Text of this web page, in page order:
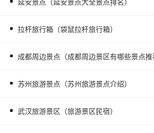
延安景点（延安景点大全景点排名）
拉杆旅行箱（袋鼠拉杆旅行箱）
成都周边景点（成都周边景区有哪些景点推
苏州旅游景点（苏州旅游景点介绍）
武汉旅游景区（旅游景区民宿）